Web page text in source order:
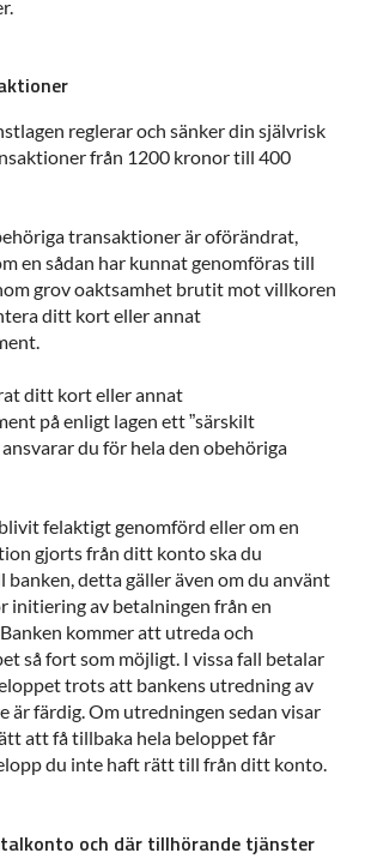
reglerar och sänker din självrisk
från 1200 kronor till 400
transaktioner är oförändrat,
en sådan har kunnat genomföras till
grov oaktsamhet brutit mot villkoren
ditt kort eller annat
ditt kort eller annat
på enligt lagen ett ”särskilt
du för hela den obehöriga
felaktigt genomförd eller om en
gjorts från ditt konto ska du
banken, detta gäller även om du använt
initiering av betalningen från en
kommer att utreda och
så fort som möjligt. I vissa fall betalar
trots att bankens utredning av
är färdig. Om utredningen sedan visar
att få tillbaka hela beloppet får
du inte haft rätt till från ditt konto.
och där tillhörande tjänster